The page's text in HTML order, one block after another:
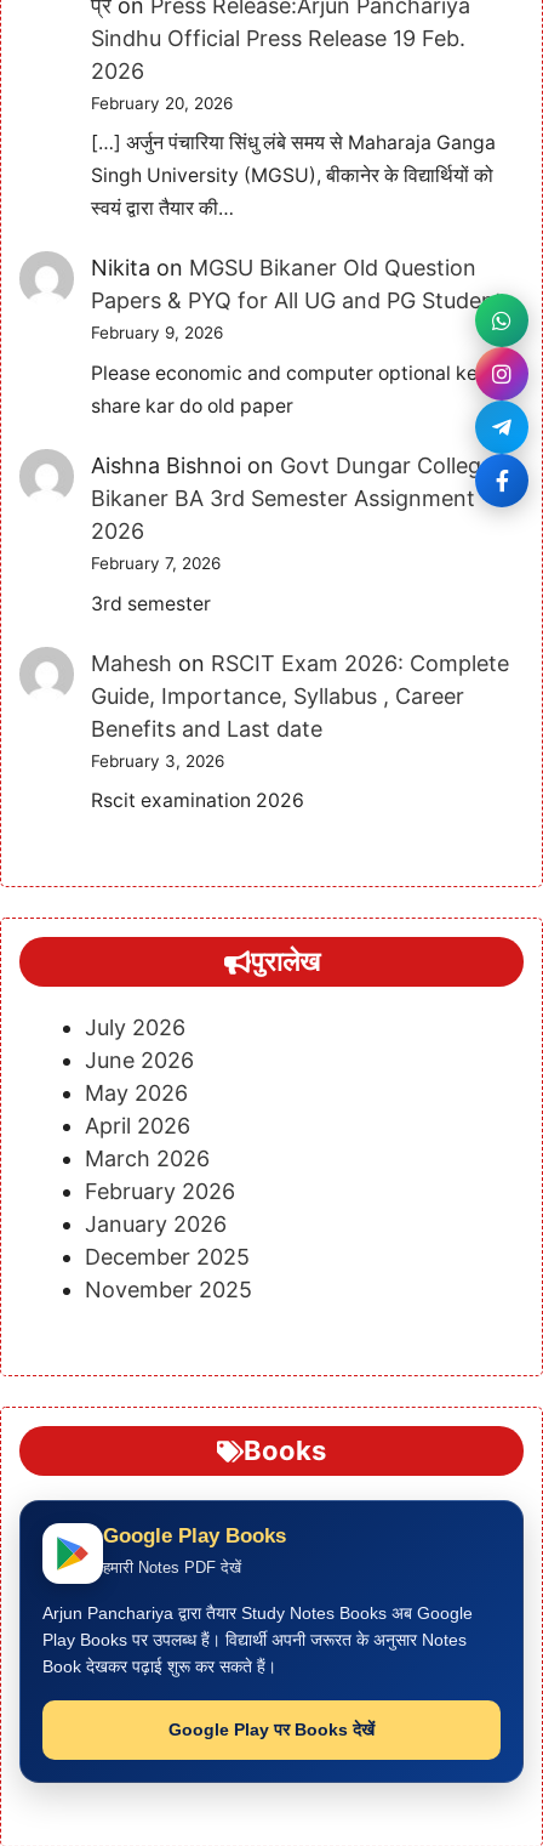
प्रेon Press Release:Arjun Panchariya
Sindhu Official Press Release 19 Feb.
2026
February 20, 2026
[…] अर्जुन पंचारिया सिंधु लंबे समय से Maharaja Ganga
Singh University (MGSU), बीकानेर के विद्यार्थियों को
स्वयं द्वारा तैयार की…
Nikita on MGSU Bikaner Old Question
Papers & PYQ for All UG and PG Students
February 9, 2026
Please economic and computer optional ke bhi
share kar do old paper
Aishna Bishnoion Govt Dungar College
Bikaner BA 3rd Semester Assignment
2026
February 7, 2026
3rd semester
Mahesh on RSCIT Exam 2026: Complete
Guide, Importance, Syllabus , Career
Benefits and Last date
February 3, 2026
Rscit examination 2026
पुरालेख
July 2026
June 2026
May 2026
April 2026
March 2026
February 2026
January 2026
December 2025
November 2025
Books
Google Play Books
हमारी Notes PDF देखें
Arjun Panchariya द्वारा तैयार Study Notes Books अब Google
Play Books पर उपलब्ध हैं। विद्यार्थी अपनी जरूरत के अनुसार Notes
Book देखकर पढ़ाई शुरू कर सकते हैं।
Google Play पर Books देखें